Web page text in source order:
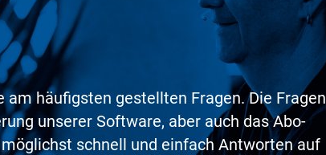
häufigsten gestellten Fragen. Die Fragen
unserer Software, aber auch das Abo-
schnell und einfach Antworten auf